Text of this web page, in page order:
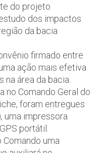
do projeto
dos impactos
da bacia
firmado entre
ação mais efetiva
área da bacia.
no Comando Geral do
foram entregues
uma impressora
portátil.
uma